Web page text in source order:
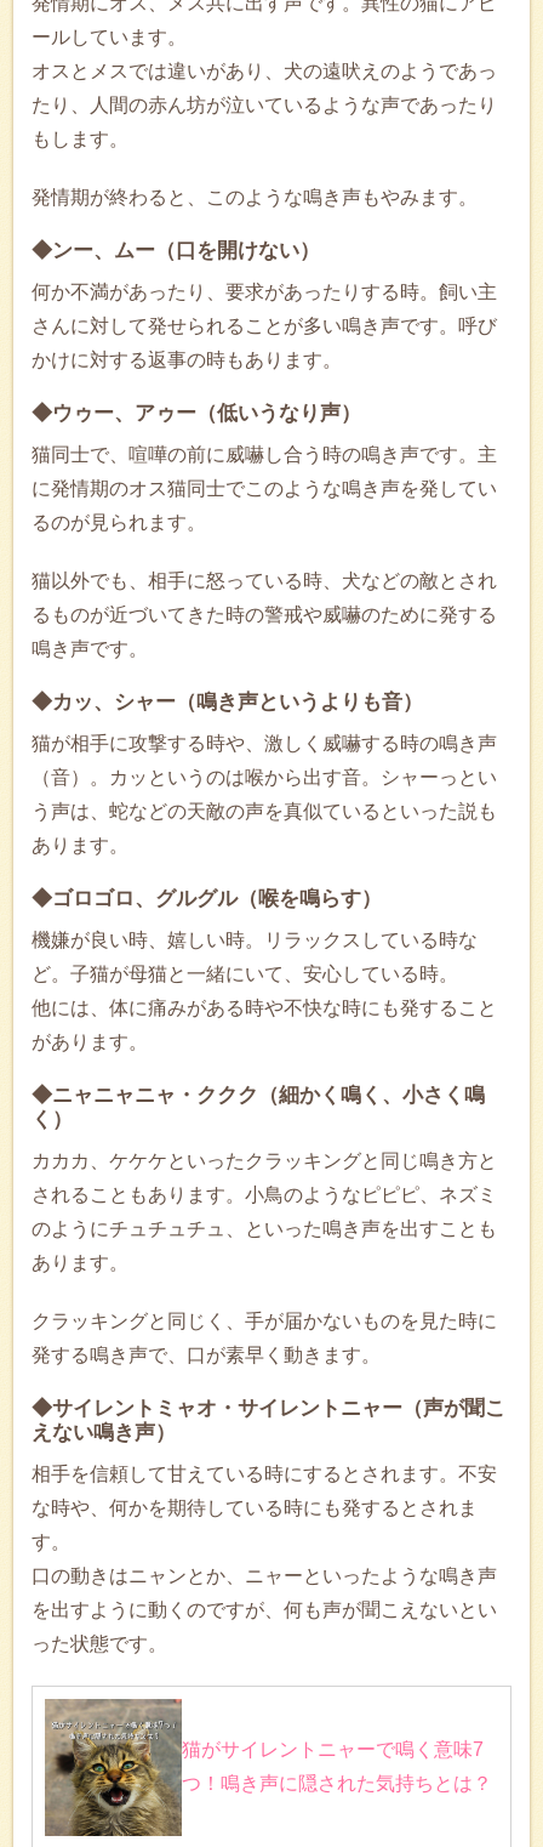
ールしています。
オスとメスでは違いがあり、犬の遠吠えのようであっ
たり、人間の赤ん坊が泣いているような声であったり
もします。
発情期が終わると、このような鳴き声もやみます。
◆ンー、ムー（口を開けない）
何か不満があったり、要求があったりする時。飼い主
さんに対して発せられることが多い鳴き声です。呼び
かけに対する返事の時もあります。
◆ウゥー、アゥー（低いうなり声）
猫同士で、喧嘩の前に威嚇し合う時の鳴き声です。主
に発情期のオス猫同士でこのような鳴き声を発してい
るのが見られます。
猫以外でも、相手に怒っている時、犬などの敵とされ
るものが近づいてきた時の警戒や威嚇のために発する
鳴き声です。
◆カッ、シャー（鳴き声というよりも音）
猫が相手に攻撃する時や、激しく威嚇する時の鳴き声
（音）。カッというのは喉から出す音。シャーっとい
う声は、蛇などの天敵の声を真似ているといった説も
あります。
◆ゴロゴロ、グルグル（喉を鳴らす）
機嫌が良い時、嬉しい時。リラックスしている時な
ど。子猫が母猫と一緒にいて、安心している時。
他には、体に痛みがある時や不快な時にも発すること
があります。
◆ニャニャニャ・ククク（細かく鳴く、小さく鳴
く）
カカカ、ケケケといったクラッキングと同じ鳴き方と
されることもあります。小鳥のようなピピピ、ネズミ
のようにチュチュチュ、といった鳴き声を出すことも
あります。
クラッキングと同じく、手が届かないものを見た時に
発する鳴き声で、口が素早く動きます。
◆サイレントミャオ・サイレントニャー（声が聞こ
えない鳴き声）
相手を信頼して甘えている時にするとされます。不安
な時や、何かを期待している時にも発するとされま
す。
口の動きはニャンとか、ニャーといったような鳴き声
を出すように動くのですが、何も声が聞こえないとい
った状態です。
猫がサイレントニャーで鳴く意味7
つ！鳴き声に隠された気持ちとは？